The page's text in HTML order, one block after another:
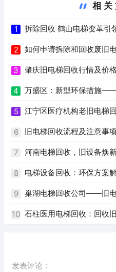
相关
1 拆除回收 鹤山电梯变革引
2 如何申请拆除和回收废旧
3 肇庆旧电梯回收行情及价
4 万盛区：新型环保措施
5 江宁区医疗机构老旧电梯
6 旧电梯回收流程及注意事项
7 河南电梯回收，旧设备焕
8 电梯设备回收：环保方案
9 巢湖电梯回收公司——旧
10 石柱医用电梯回收：回收
发表评论：